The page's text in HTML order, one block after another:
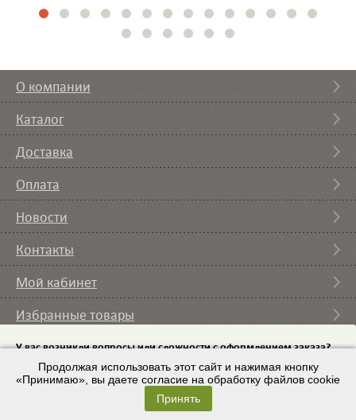
О компании
Каталог
Доставка
Оплата
Новости
Контакты
Мой кабинет
Избранные товары
Вы смотрели
© 2007 – 2026 ИП Кононов И.А. | Условия использования
Разработка сайта– ZAYTSEVS.COM
У вас возникли вопросы или сложности с оформлением заказа?
Пришлите на emailсписок требуемого оборудования и мы с вами
свяжемся.
Продолжая использовать этот сайт и нажимая кнопку
«Принимаю», вы даете согласие на обработку файлов cookie
Принять